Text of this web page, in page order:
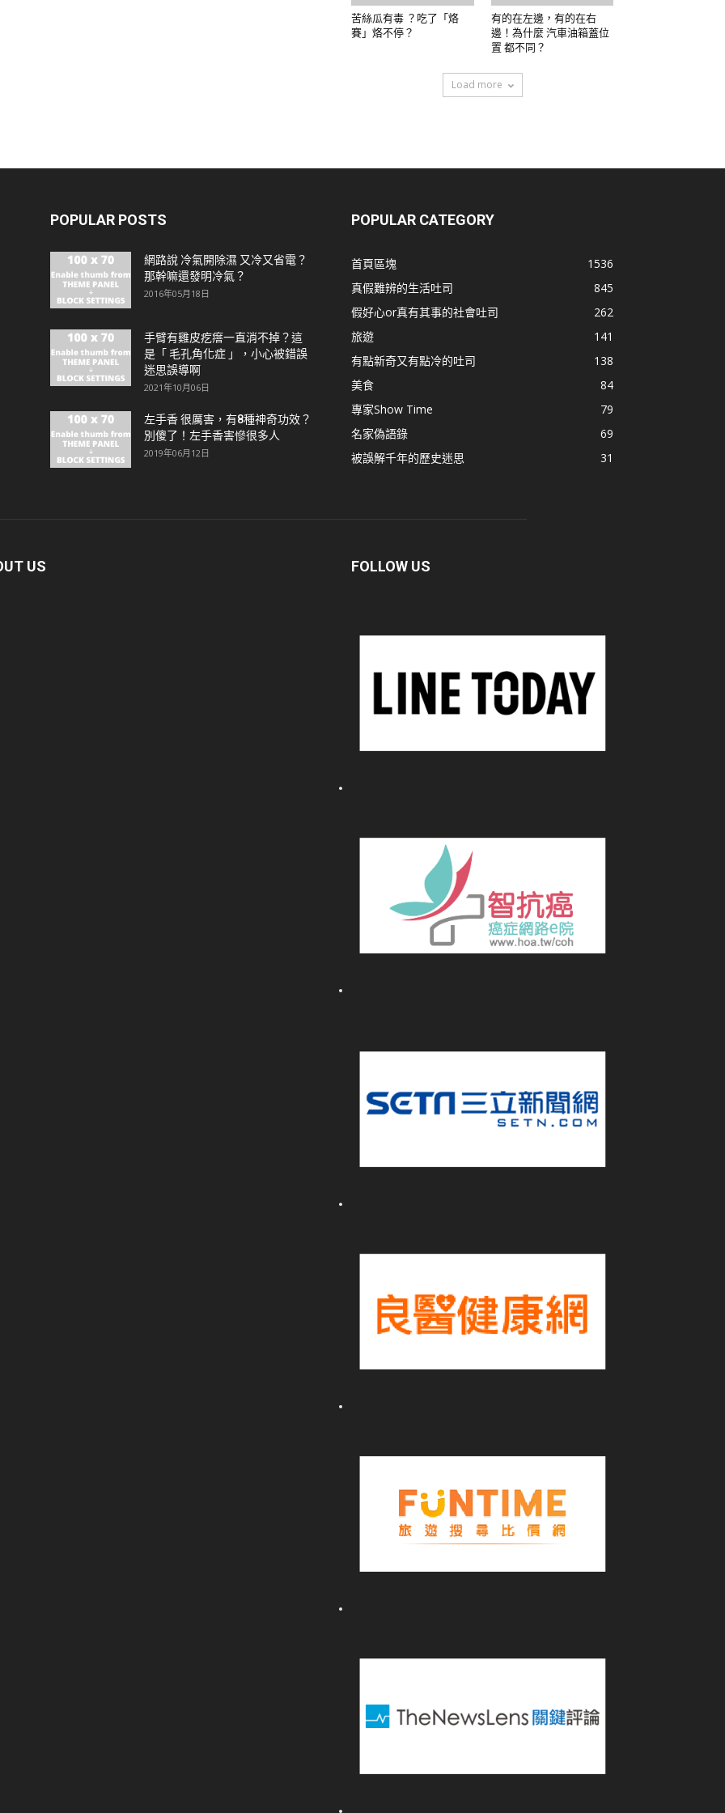
苦絲瓜有毒 ？吃了「烙
賽」烙不停？
有的在左邊，有的在右
邊！為什麼 汽車油箱蓋位
置 都不同？
Load more
POPULAR POSTS
網路說 冷氣開除濕 又冷又省電？
那幹嘛還發明冷氣？
2016年05月18日
手臂有雞皮疙瘩一直消不掉？這
是「 毛孔角化症 」，小心被錯誤
迷思誤導啊
2021年10月06日
左手香 很厲害，有8種神奇功效？
別傻了！左手香害慘很多人
2019年06月12日
POPULAR CATEGORY
首頁區塊
1536
真假難辨的生活吐司
845
假好心or真有其事的社會吐司
262
旅遊
141
有點新奇又有點冷的吐司
138
美食
84
專家Show Time
79
名家偽語錄
69
被誤解千年的歷史迷思
31
US FOLLOW US